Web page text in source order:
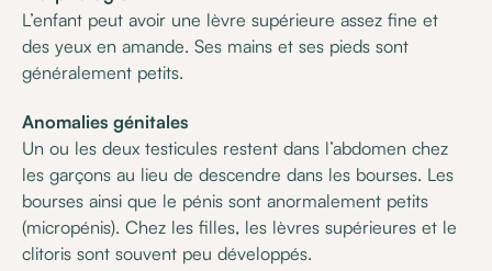
L’enfant peut avoir une lèvre supérieure assez fine et
des yeux en amande. Ses mains et ses pieds sont
généralement petits.
Anomalies génitales
Un ou les deux testicules restent dans l’abdomen chez
les garçons au lieu de descendre dans les bourses. Les
bourses ainsi que le pénis sont anormalement petits
(micropénis). Chez les filles, les lèvres supérieures et le
clitoris sont souvent peu développés.